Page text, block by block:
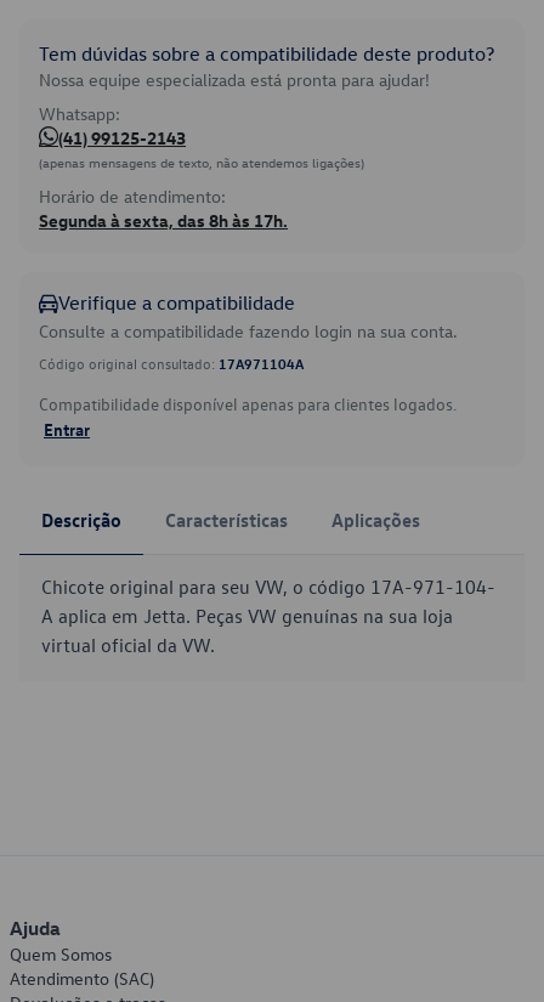
Tem dúvidas sobre a compatibilidade deste produto?
Nossa equipe especializada está pronta para ajudar!
Whatsapp:
(41) 99125-2143
(apenas mensagens de texto, não atendemos ligações)
Horário de atendimento:
Segunda à sexta, das 8h às 17h.
Verifique a compatibilidade
Consulte a compatibilidade fazendo login na sua conta.
Código original consultado: 17A971104A
Compatibilidade disponível apenas para clientes logados.
Entrar
Descrição Características Aplicações
Chicote original para seu VW, o código 17A-971-104-
A aplica em Jetta. Peças VW genuínas na sua loja
virtual oficial da VW.
Ajuda
Quem Somos
Atendimento (SAC)